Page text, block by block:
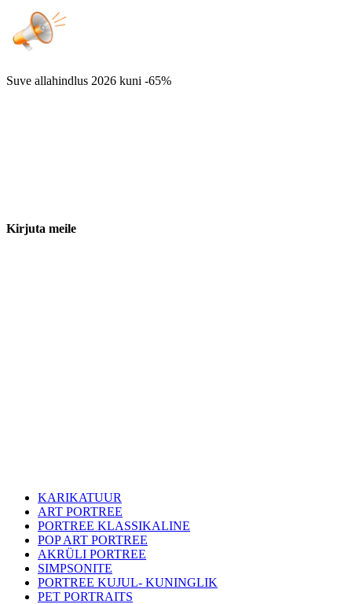
Suve allahindlus 2026 kuni -65%
Kirjuta meile
KARIKATUUR
ART PORTREE
PORTREE KLASSIKALINE
POP ART PORTREE
AKRÜLI PORTREE
SIMPSONITE
PORTREE KUJUL- KUNINGLIK
PET PORTRAITS